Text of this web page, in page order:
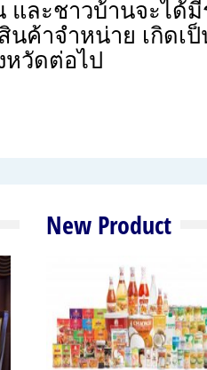
และชาวบ้านจะได้มี
นค้าจำหน่าย เกิดเ
หวัดต่อไป
New Product